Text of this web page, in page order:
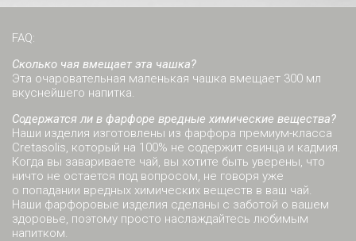
FAQ:
Сколько чая вмещает эта чашка?
Эта очаровательная маленькая чашка вмещает 300 мл
вкуснейшего напитка.
Содержатся ли в фарфоре вредные химические вещества?
Наши изделия изготовлены из фарфора премиум-класса
Cretasolis, который на 100% не содержит свинца и кадмия.
Когда вы завариваете чай, вы хотите быть уверены, что
ничто не остается под вопросом, не говоря уже
о попадании вредных химических веществ в ваш чай.
Наши фарфоровые изделия сделаны с заботой о вашем
здоровье, поэтому просто наслаждайтесь любимым
напитком.